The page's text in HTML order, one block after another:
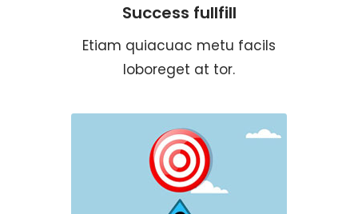
Success fullfill
Etiam quiacuac metu facils
loboreget at tor.